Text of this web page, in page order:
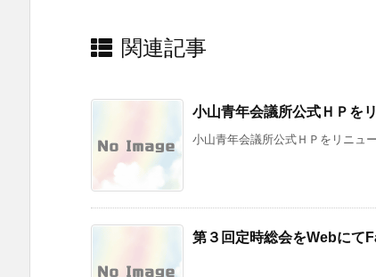
関連記事
小山青年会議所公式ＨＰを
小山青年会議所公式ＨＰをリニュ
第３回定時総会をWebにて